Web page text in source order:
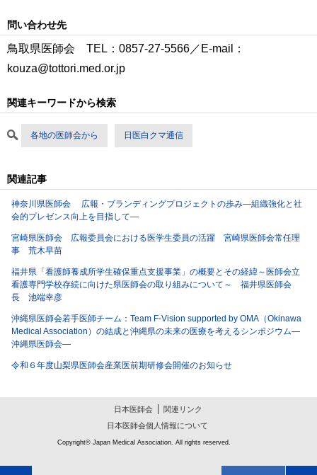
問い合わせ先
鳥取県医師会 TEL：0857-27-5566／E-mail：
kouza@tottori.med.or.jp
関連キーワードから検索
各地の医師会から 日医白クマ通信
関連記事
神奈川県医師会 広報・ブランディングプロジェクトの歩み―組織強化と社
会的プレゼンス向上を目指して―
宮崎県医師会 広報委員会における医学生委員の活躍 宮崎県医師会常任理
事 荒木早苗
福井県「看護師養成所学生確保重点支援事業」の概要とその経緯～医師会立
看護専門学校存続に向けた県医師会の取り組みについて～ 福井県医師会
長 池端幸彦
沖縄県医師会若手医師チーム：Team F-Vision supported by OMA（Okinawa
Medical Association）の結成と沖縄県の未来の医療を考えるシンポジウム―
沖縄県医師会―
令和６年度山梨県医師会産業医前期研修会開催のお知らせ
日本医師会
関連リンク
日本医師会個人情報について
Copyright© Japan Medical Association. All rights reserved.